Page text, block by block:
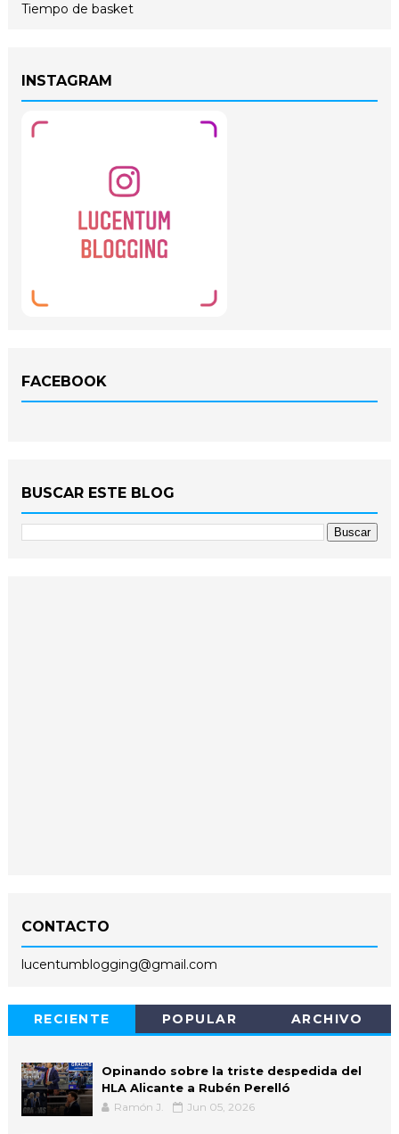
Tiempo de basket
INSTAGRAM
FACEBOOK
BUSCAR ESTE BLOG
CONTACTO
lucentumblogging@gmail.com
RECIENTE POPULAR ARCHIVO
Opinando sobre la triste despedida del
HLA Alicante a Rubén Perelló
Ramón J. Jun 05, 2026